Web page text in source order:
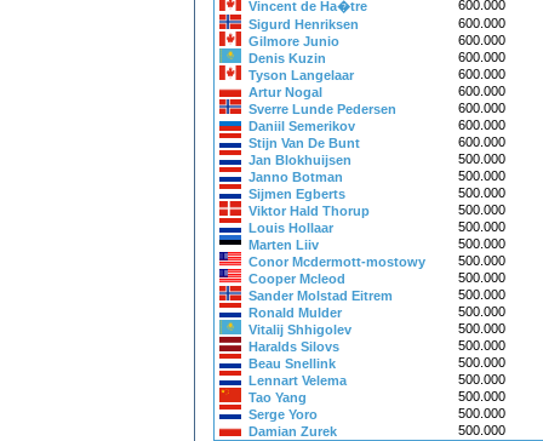
Vincent de Ha�tre
600.000
Sigurd Henriksen
600.000
Gilmore Junio
600.000
Denis Kuzin
600.000
Tyson Langelaar
600.000
Artur Nogal
600.000
Sverre Lunde Pedersen
600.000
Daniil Semerikov
600.000
Stijn Van De Bunt
600.000
Jan Blokhuijsen
500.000
Janno Botman
500.000
Sijmen Egberts
500.000
Viktor Hald Thorup
500.000
Louis Hollaar
500.000
Marten Liiv
500.000
Conor Mcdermott-mostowy
500.000
Cooper Mcleod
500.000
Sander Molstad Eitrem
500.000
Ronald Mulder
500.000
Vitalij Shhigolev
500.000
Haralds Silovs
500.000
Beau Snellink
500.000
Lennart Velema
500.000
Tao Yang
500.000
Serge Yoro
500.000
Damian Zurek
500.000